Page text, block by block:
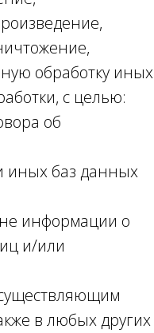
обработку иных
с целью:
об
иных баз данных
информации о
и/или
в любых других